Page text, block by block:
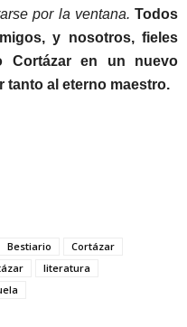
por la ventana. Todos
y nosotros, fieles
Cortázar en un nuevo
tanto al eterno maestro.
Bestiario
Cortázar
literatura